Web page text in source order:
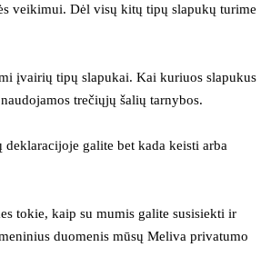
veikimui. Dėl visų kitų tipų slapukų turime
įvairių tipų slapukai. Kai kuriuos slapukus
trečiųjų šalių tarnybos.
deklaracijoje galite bet kada keisti arba
tokie, kaip su mumis galite susisiekti ir
duomenis mūsų Meliva privatumo